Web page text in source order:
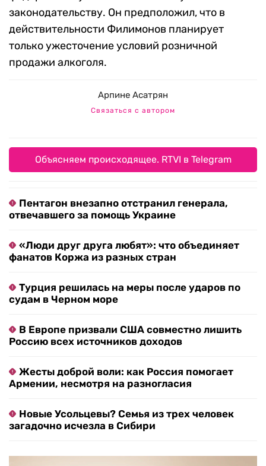
законодательству. Он предположил, что в
действительности Филимонов планирует
только ужесточение условий розничной
продажи алкоголя.
Арпине Асатрян
Связаться с автором
Объясняем происходящее. RTVI в Telegram
Пентагон внезапно отстранил генерала,
отвечавшего за помощь Украине
«Люди друг друга любят»: что объединяет
фанатов Коржа из разных стран
Турция решилась на меры после ударов по
судам в Черном море
В Европе призвали США совместно лишить
Россию всех источников доходов
Жесты доброй воли: как Россия помогает
Армении, несмотря на разногласия
Новые Усольцевы? Семья из трех человек
загадочно исчезла в Сибири